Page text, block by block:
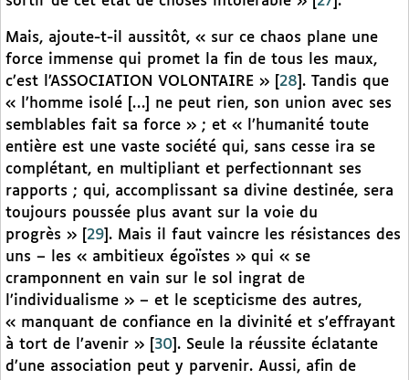
Mais, ajoute-t-il aussitôt, « sur ce chaos plane une
force immense qui promet la fin de tous les maux,
c’est l’ASSOCIATION VOLONTAIRE »
28 . Tandis que
« l’homme isolé […] ne peut rien, son union avec ses
semblables fait sa force » ; et « l’humanité toute
entière est une vaste société qui, sans cesse ira se
complétant, en multipliant et perfectionnant ses
rapports ; qui, accomplissant sa divine destinée, sera
toujours poussée plus avant sur la voie du
progrès »
29 . Mais il faut vaincre les résistances des
uns – les « ambitieux égoïstes » qui « se
cramponnent en vain sur le sol ingrat de
l’individualisme » – et le scepticisme des autres,
« manquant de confiance en la divinité et s’effrayant
à tort de l’avenir »
30 . Seule la réussite éclatante
d’une association peut y parvenir. Aussi, afin de